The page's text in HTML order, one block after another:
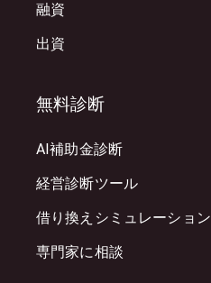
融資
出資
無料診断
AI補助金診断
経営診断ツール
借り換えシミュレーション
専門家に相談